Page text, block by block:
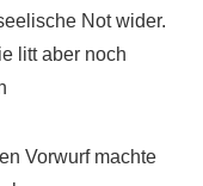
Not wider.
litt aber noch
Vorwurf machte